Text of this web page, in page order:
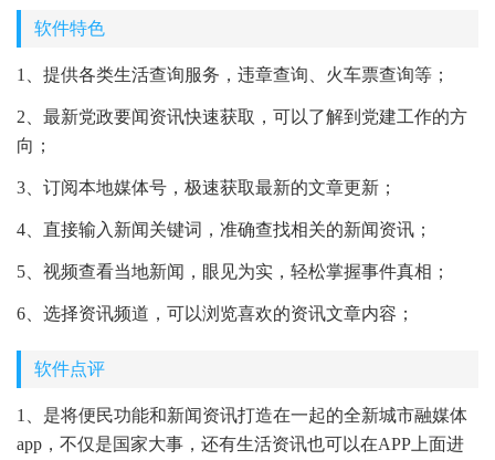
软件特色
1、提供各类生活查询服务，违章查询、火车票查询等；
2、最新党政要闻资讯快速获取，可以了解到党建工作的方
向；
3、订阅本地媒体号，极速获取最新的文章更新；
4、直接输入新闻关键词，准确查找相关的新闻资讯；
5、视频查看当地新闻，眼见为实，轻松掌握事件真相；
6、选择资讯频道，可以浏览喜欢的资讯文章内容；
软件点评
1、是将便民功能和新闻资讯打造在一起的全新城市融媒体
app，不仅是国家大事，还有生活资讯也可以在APP上面进